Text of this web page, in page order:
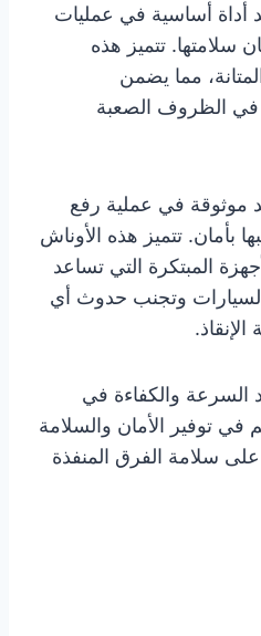
أداة أساسية في عمليات
سلامتها. تتميز هذه
مما يضمن
في الظروف الصعبة
موثوقة في عملية رفع
بأمان. تتميز هذه الأوناش
المبتكرة التي تساعد
وتجنب حدوث أي
السرعة والكفاءة في
في توفير الأمان والسلامة
سلامة الفرق المنفذة